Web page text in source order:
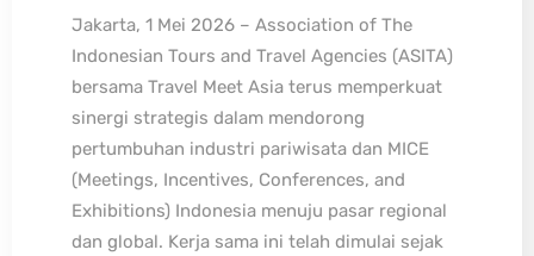
Jakarta, 1 Mei 2026 – Association of The
Indonesian Tours and Travel Agencies (ASITA)
bersama Travel Meet Asia terus memperkuat
sinergi strategis dalam mendorong
pertumbuhan industri pariwisata dan MICE
(Meetings, Incentives, Conferences, and
Exhibitions) Indonesia menuju pasar regional
dan global. Kerja sama ini telah dimulai sejak